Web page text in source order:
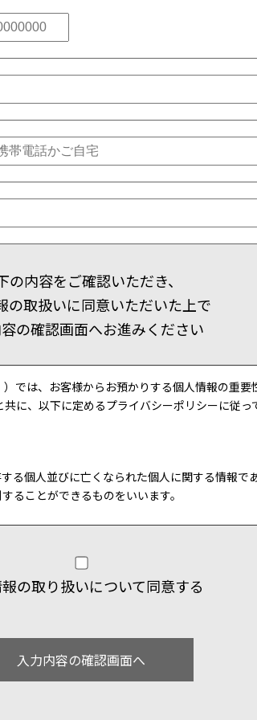
の内容をご確認いただき、
の取扱いに同意いただいた上で
の確認画面へお進みください
では、お客様からお預かりする個人情報の重
に、以下に定めるプライバシーポリシーに従
る個人並びに亡くなられた個人に関する情報で
ることができるものをいいます。
するものと致します。
の取り扱いについて同意する